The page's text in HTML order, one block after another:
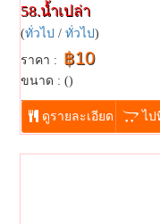
58.น้ำเปล่า
(ทั่วไป / ทั่วไป)
ราคา : ฿10
ขนาด : ()
...
ดูรายละเอียด ไ